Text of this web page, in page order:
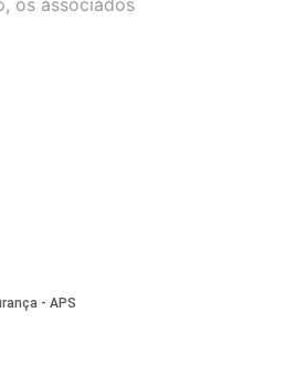
os associados